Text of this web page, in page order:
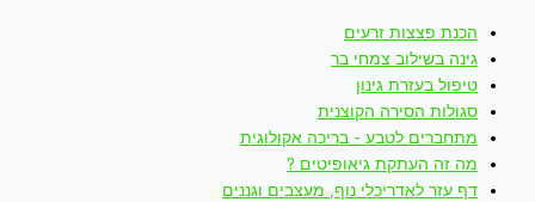
הכנת פצצות זרעים
גינה בשילוב צמחי בר
טיפול בעזרת גינון
סגולות הסירה הקוצנית
מתחברים לטבע - בריכה אקולוגית
מה זה העתקת גיאופיטים ?
דף עזר לאדריכלי נוף, מעצבים וגננים